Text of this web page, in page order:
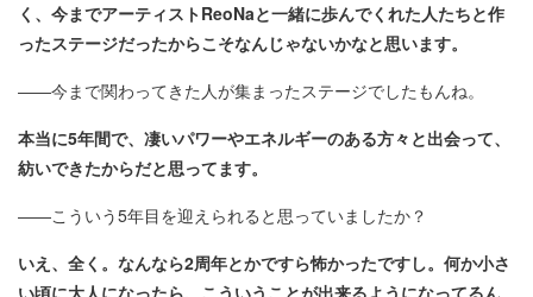
く、今までアーティストReoNaと一緒に歩んでくれた人たちと作
ったステージだったからこそなんじゃないかなと思います。
――今まで関わってきた人が集まったステージでしたもんね。
本当に5年間で、凄いパワーやエネルギーのある方々と出会って、
紡いできたからだと思ってます。
――こういう5年目を迎えられると思っていましたか？
いえ、全く。なんなら2周年とかですら怖かったですし。何か小さ